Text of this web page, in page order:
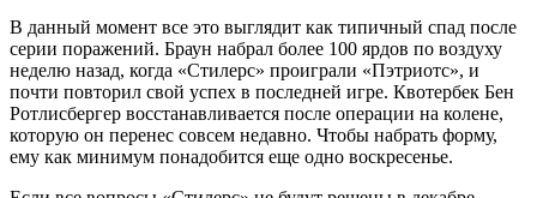
В данный момент все это выглядит как типичный спад после
серии поражений. Браун набрал более 100 ярдов по воздуху
неделю назад, когда «Стилерс» проиграли «Пэтриотс», и
почти повторил свой успех в последней игре. Квотербек Бен
Ротлисбергер восстанавливается после операции на колене,
которую он перенес совсем недавно. Чтобы набрать форму,
ему как минимум понадобится еще одно воскресенье.